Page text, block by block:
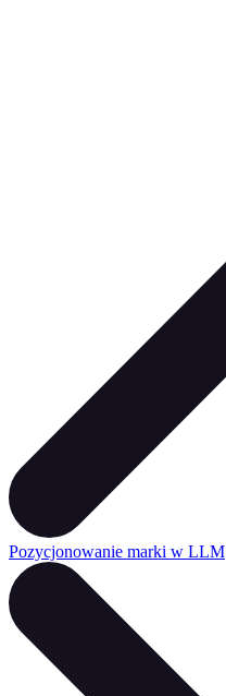
Pozycjonowanie marki w LLM